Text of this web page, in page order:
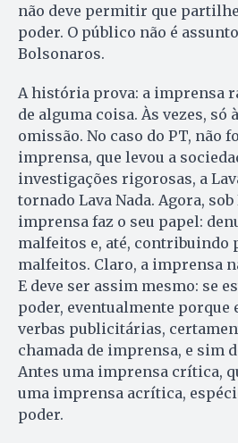
não deve permitir que
poder. O público não é
Bolsonaros.
A história prova: a imprensa
de alguma coisa. Às vezes, só
omissão. No caso do PT, não
imprensa, que levou a
investigações rigorosas, a
tornado Lava Nada. Agora,
imprensa faz o seu papel:
malfeitos e, até, contribuindo
malfeitos. Claro, a imprensa
E deve ser assim mesmo: se
poder, eventualmente porque
verbas publicitárias,
chamada de imprensa, e sim
Antes uma imprensa crítica,
uma imprensa acrítica,
poder.